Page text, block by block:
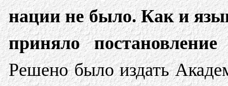
нации не было. Как и
приняло
Решено было издать